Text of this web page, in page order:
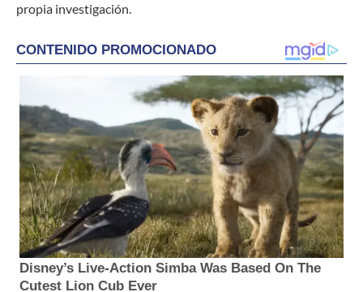
propia investigación.